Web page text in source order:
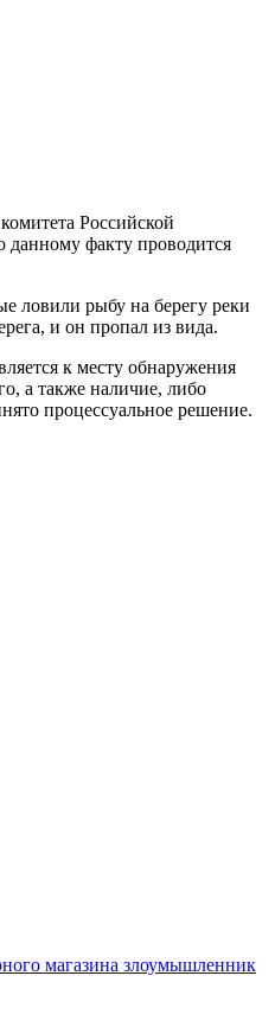
Российской
данному факту проводится
ловили рыбу на берегу реки
и он пропал из вида.
к месту обнаружения
а также наличие, либо
процессуальное решение.
магазина злоумышленник